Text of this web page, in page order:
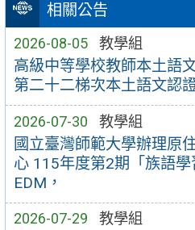
相關公告
2026-08-05 教學組
高級中等學校教師本土語
第二十二梯次本土語文認
2026-07-30 教學組
國立臺灣師範大學辦理原
心 115年度第2期「族語
EDM，
2026-07-29 教學組